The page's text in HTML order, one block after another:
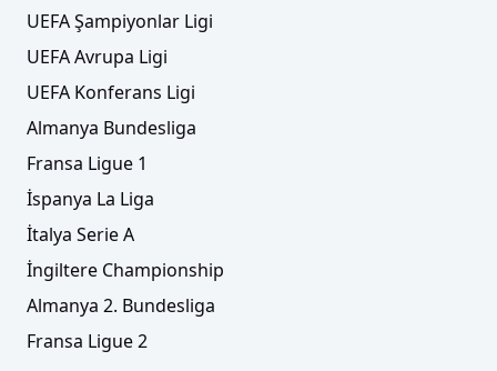
UEFA Şampiyonlar Ligi
UEFA Avrupa Ligi
UEFA Konferans Ligi
Almanya Bundesliga
Fransa Ligue 1
İspanya La Liga
İtalya Serie A
İngiltere Championship
Almanya 2. Bundesliga
Fransa Ligue 2